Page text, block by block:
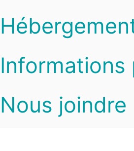
Informations
Nous joindre